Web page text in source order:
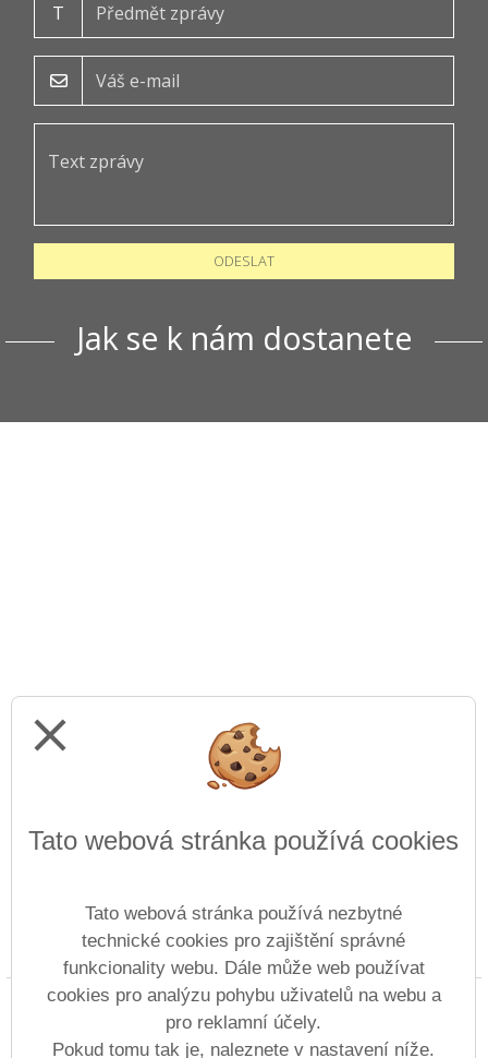
T
ODESLAT
Jak se k nám dostanete
Prohlášení o přístupnosti Mapa webu Cookies
Copyright © 2022 - 2023 Základní umělecká škola
Josefa Suka Benešov
Vitalex Group
close
Tato webová stránka používá cookies
Tato webová stránka používá nezbytné
technické cookies pro zajištění správné
funkcionality webu. Dále může web používat
cookies pro analýzu pohybu uživatelů na webu a
pro reklamní účely.
Pokud tomu tak je, naleznete v nastavení níže.